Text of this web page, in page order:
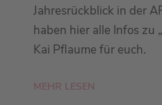
Jahresrückblick in der
haben hier alle Infos zu
Kai Pflaume für euch.
MEHR LESEN